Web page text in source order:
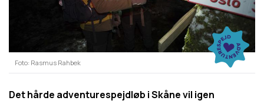
Foto Rasmus Rahbek
Det hårde adventurespejdløb i Skåne vil igen